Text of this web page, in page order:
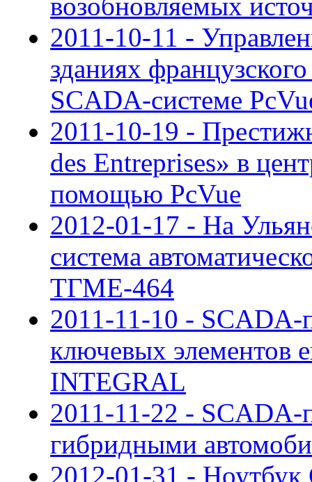
возобновляемых
2011-10-11 -
зданиях
SCADA-системе
2011-10-19 -
des Entreprises» в
помощью PcVue
2012-01-17 - На
система
ТГМЕ-464
2011-11-10 - SCADA-
ключевых элементов
INTEGRAL
2011-11-22 - SCADA-
гибридными
2012-01-31 -